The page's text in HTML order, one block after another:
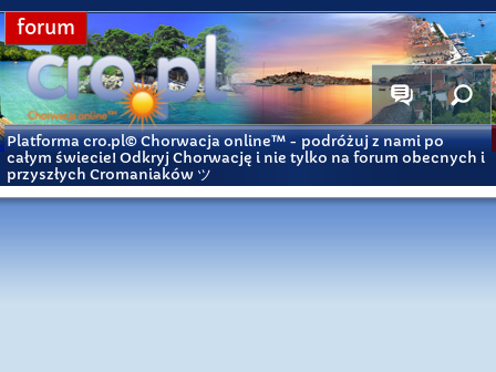
forum
Platforma cro.pl© Chorwacja online™ - podróżuj z nami po
całym świecie! Odkryj Chorwację i nie tylko na forum obecnych i
przyszłych Cromaniaków ツ